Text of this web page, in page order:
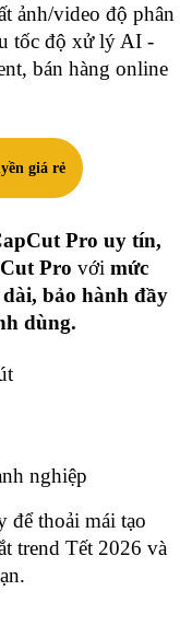
ảnh/video độ phân
tốc độ xử lý AI -
bán hàng online
giá rẻ
Pro uy tín,
Pro với mức
bảo hành đầy
dùng.
nghiệp
để thoải mái tạo
trend Tết 2026 và